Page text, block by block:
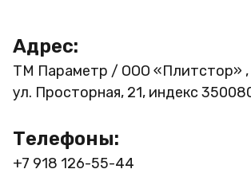
Адрес:
ТМ Параметр / ООО «Плитстор» ,
ул. Просторная, 21, индекс
Телефоны:
+7 918 126-55-44